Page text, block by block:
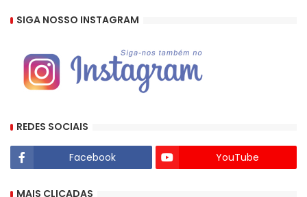
SIGA NOSSO INSTAGRAM
REDES SOCIAIS
Facebook YouTube
MAIS CLICADAS